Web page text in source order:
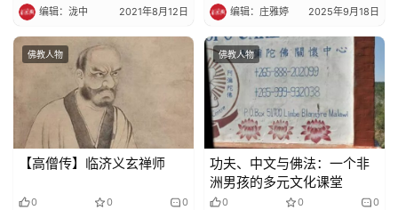
编辑：泷中 2021年8月12日 编辑：庄雅婷 2025年9月18日
佛教人物
【高僧传】临济义玄禅师
0 0 0
佛教人物
功夫、中文与佛法：一个非
洲男孩的多元文化课堂
0 0 0